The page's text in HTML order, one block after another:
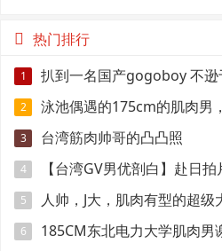
热门排行
1 扒到一名国产gogoboy 不逊
2 泳池偶遇的175cm的肌肉男
3 台湾筋肉帅哥的凸凸照
4
【台湾GV男优剖白】赴日
来：但我还有性欲
5 人帅，J大，肌肉有型的超级
6
185CM东北电力大学肌肉男